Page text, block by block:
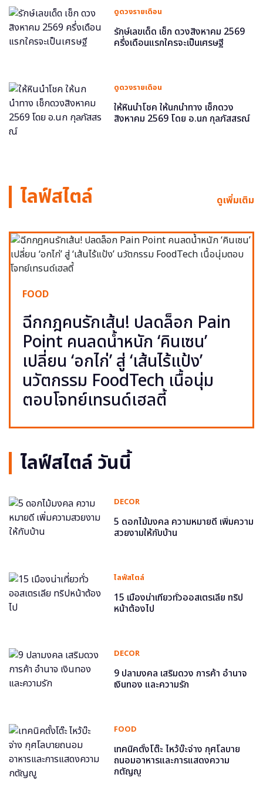
ดูดวงรายเดือน
รักษ์เลขเด็ด เช็ก ดวงสิงหาคม 2569
ครึ่งเดือนแรกใครจะเป็นเศรษฐี
ดูดวงรายเดือน
ให้หินนำโชค ให้นกนำทาง เช็กดวง
สิงหาคม 2569 โดย อ.นก กุลภัสสรณ์
ไลฟ์สไตล์ ดูเพิ่มเติม
FOOD
ฉีกกฎคนรักเส้น! ปลดล็อก Pain
Point คนลดน้ำหนัก ‘คินเซน’
เปลี่ยน ‘อกไก่’ สู่ ‘เส้นไร้แป้ง’
นวัตกรรม FoodTech เนื้อนุ่ม
ตอบโจทย์เทรนด์เฮลตี้
ไลฟ์สไตล์ วันนี้
DECOR
5 ดอกไม้มงคล ความหมายดี เพิ่มความ
สวยงามให้กับบ้าน
ไลฟ์สไตล์
15 เมืองน่าเที่ยวทั่วออสเตรเลีย ทริป
หน้าต้องไป
DECOR
9 ปลามงคล เสริมดวง การค้า อำนาจ
เงินทอง และความรัก
FOOD
เทคนิคตั้งโต๊ะ ไหว้บ๊ะจ่าง กุศโลบาย
ถนอมอาหารและการแสดงความ
กตัญญู